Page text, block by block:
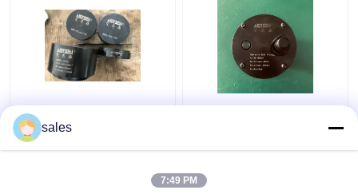
Levantamento com
macaco máximo de
tensão do cilindro
Maca M36x4 do
Rod de S80mec
sales
7:49 PM